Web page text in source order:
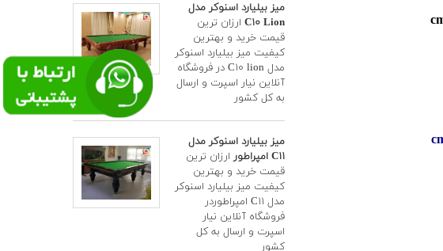
میز بیلیارد اسنوکر مدل
C۱۰ Lion ارزان ترین
قیمت خرید و بهترین
کیفیت میز بیلیارد اسنوکر
مدل C۱۰ lion در فروشگاه
آنلاین نیار اسپرت و ارسال
به کل کشور
میز بیلیارد اسنوکر مدل
C۱۱ امپراطور
ارزان ترین
قیمت خرید و بهترین
کیفیت میز بیلیارد اسنوکر
مدل C۱۱ امپراطوردر
فروشگاه آنلاین نیار
اسپرت و ارسال به کل
کشور